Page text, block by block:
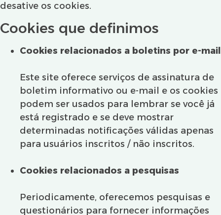
desative os cookies.
Cookies que definimos
Cookies relacionados a boletins por e-mail
Este site oferece serviços de assinatura de
boletim informativo ou e-mail e os cookies
podem ser usados ​​para lembrar se você já
está registrado e se deve mostrar
determinadas notificações válidas apenas
para usuários inscritos / não inscritos.
Cookies relacionados a pesquisas
Periodicamente, oferecemos pesquisas e
questionários para fornecer informações